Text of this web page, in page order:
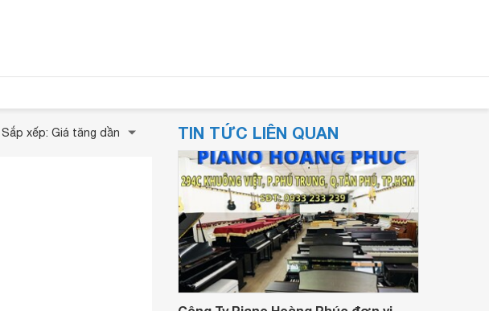
Sắp xếp: Giá tăng dần TIN TỨC LIÊN QUAN